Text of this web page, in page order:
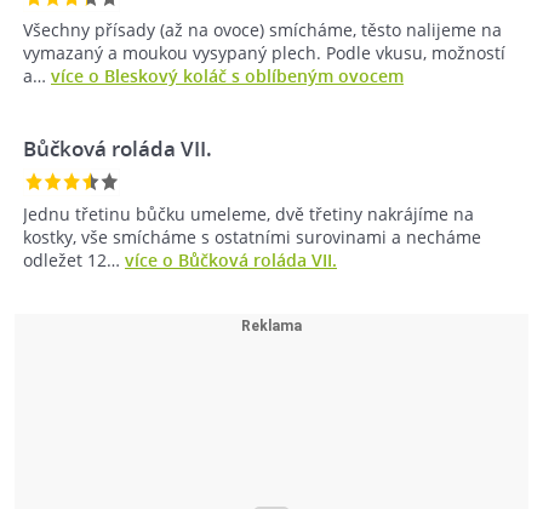
Všechny přísady (až na ovoce) smícháme, těsto nalijeme na
vymazaný a moukou vysypaný plech. Podle vkusu, možností
a… více o Bleskový koláč s oblíbeným ovocem
Bůčková roláda VII.
Jednu třetinu bůčku umeleme, dvě třetiny nakrájíme na
kostky, vše smícháme s ostatními surovinami a necháme
odležet 12… více o Bůčková roláda VII.